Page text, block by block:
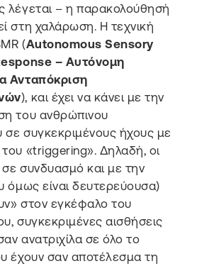
λέγεται – η παρακολούθησή
στη χαλάρωση. Η τεχνική
(Autonomous Sensory
– Αυτόνομη
Ανταπόκριση
), και έχει να κάνει με την
του ανθρώπινου
συγκεκριμένους ήχους με
«triggering». Δηλαδή, οι
σε συνδυασμό και με την
όμως είναι δευτερεύουσα)
στον εγκέφαλο του
συγκεκριμένες αισθήσεις
ανατριχίλα σε όλο το
έχουν σαν αποτέλεσμα τη